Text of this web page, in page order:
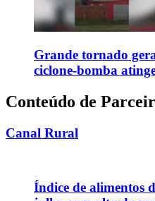
Grande tornado
ciclone-bomba
Conteúdo de
Canal Rural
Índice de alimentos